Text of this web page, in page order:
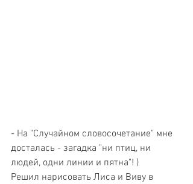
- На "Случайном словосочетание" мне
досталась - загадка "ни птиц, ни
людей, одни линии и пятна"! )
Решил нарисовать Лиса и Виву в